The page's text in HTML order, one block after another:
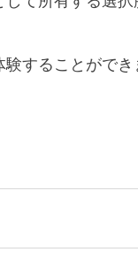
することができ